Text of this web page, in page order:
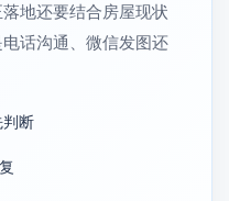
地还要结合房屋现状
话沟通、微信发图还
断